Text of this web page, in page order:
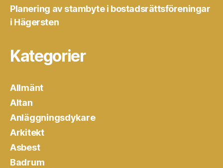
Planering av stambyte i bostadsrättsföreningar
i Hägersten
Kategorier
Allmänt
Altan
Anläggningsdykare
Arkitekt
Asbest
Badrum